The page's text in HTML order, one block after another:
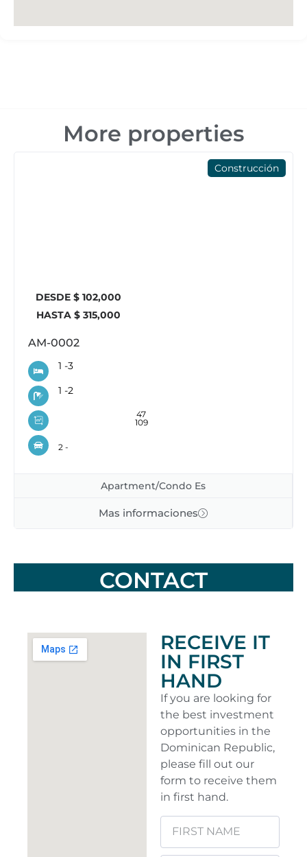
More properties
DESDE $ 102,000
HASTA $ 315,000
Construcción
AM-0002
1 -3
1 -2
47
109
2 -
Apartment/Condo Es
Mas informaciones
CONTACT
RECEIVE IT
IN FIRST
HAND
If you are looking for
the best investment
opportunities in the
Dominican Republic,
please fill out our
form to receive them
in first hand.